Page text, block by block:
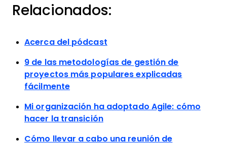
Relacionados:
Acerca del pódcast
9 de las metodologías de gestión de
proyectos más populares explicadas
fácilmente
Mi organización ha adoptado Agile: cómo
hacer la transición
Cómo llevar a cabo una reunión de